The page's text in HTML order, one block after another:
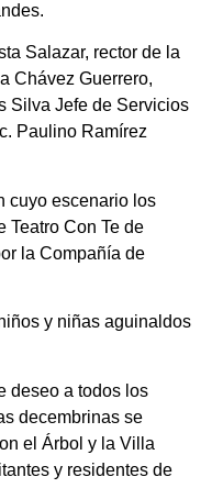
Salazar, rector de la
Chávez Guerrero,
Silva Jefe de Servicios
Paulino Ramírez
cuyo escenario los
Teatro Con Te de
la Compañía de
y niñas aguinaldos
deseo a todos los
decembrinas se
el Árbol y la Villa
y residentes de